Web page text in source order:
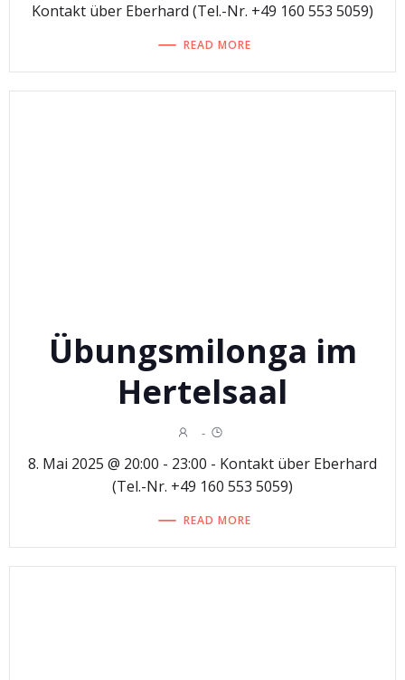
Kontakt über Eberhard (Tel.-Nr. +49 160 553 5059)
READ MORE
Übungsmilonga im
Hertelsaal
-
8. Mai 2025 @ 20:00 - 23:00 - Kontakt über Eberhard
(Tel.-Nr. +49 160 553 5059)
READ MORE